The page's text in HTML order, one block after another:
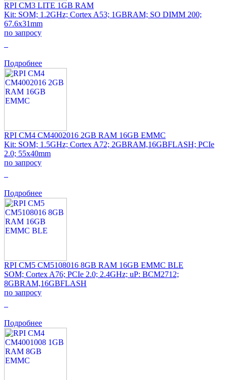
RPI CM3 LITE 1GB RAM
Kit: SOM; 1.2GHz; Cortex A53; 1GBRAM; SO DIMM 200;
67.6x31mm
по запросу
Подробнее
RPI CM4 CM4002016 2GB RAM 16GB EMMC
Kit: SOM; 1.5GHz; Cortex A72; 2GBRAM,16GBFLASH; PCIe
2.0; 55x40mm
по запросу
Подробнее
RPI CM5 CM5108016 8GB RAM 16GB EMMC BLE
SOM; Cortex A76; PCIe 2.0; 2.4GHz; uP: BCM2712;
8GBRAM,16GBFLASH
по запросу
Подробнее